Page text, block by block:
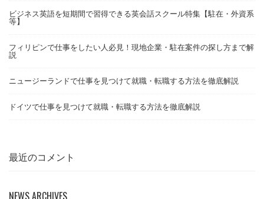
ビジネス英語を短期間で習得できる英会話スクール特集【駐在・外資系
等】
フィリピンで仕事をしたい人必見！現地企業・駐在案件の探し方まで解
説
ニュージーランドで仕事を見つけて就職・転職する方法を徹底解説
ドイツで仕事を見つけて就職・転職する方法を徹底解説
最近のコメント
NEWS ARCHIVES